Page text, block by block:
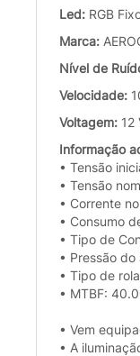
Led: RGB
Marca:
Nível de
Velocidade:
Voltagem: 12
Informação
• Tensão
• Tensão
• Corrente
• Consumo
• Tipo de
• Pressão do
• Tipo de
• MTBF:
• Vem
• A